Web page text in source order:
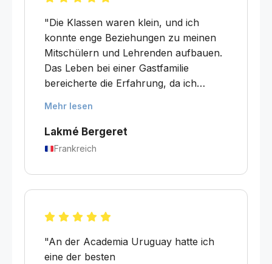
"Die Klassen waren klein, und ich
konnte enge Beziehungen zu meinen
Mitschülern und Lehrenden aufbauen.
Das Leben bei einer Gastfamilie
bereicherte die Erfahrung, da ich
kennenlernen konnte. Die Kombination
aus faszinierenden Kursen, kultureller
Gemeinschaft schuf ein
unvergessliches Erlebnis in
Mehr lesen
Lakmé Bergeret
Frankreich
"An der Academia Uruguay hatte ich
eine der besten